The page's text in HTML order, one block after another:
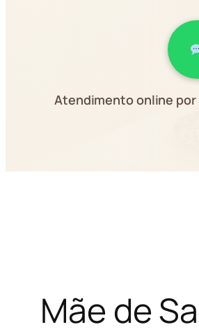
Atendimento online por
Mãe de